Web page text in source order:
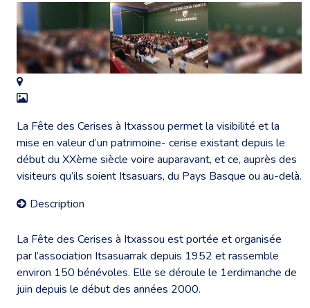
La Fête des Cerises à Itxassou permet la visibilité et la
mise en valeur d’un patrimoine- cerise existant depuis le
début du XXème siècle voire auparavant, et ce, auprès des
visiteurs qu’ils soient Itsasuars, du Pays Basque ou au-delà.
Description
La Fête des Cerises à Itxassou est portée et organisée
par l’association Itsasuarrak depuis 1952 et rassemble
environ 150 bénévoles. Elle se déroule le 1erdimanche de
juin depuis le début des années 2000.